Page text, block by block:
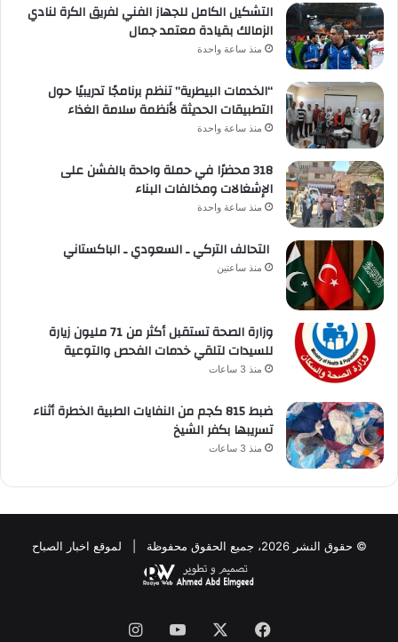
التشكيل الكامل للجهاز الفني لفريق الكرة لنادي
الزمالك بقيادة معتمد جمال
منذ ساعة واحدة
“الخدمات البيطرية” تنظم برنامجًا تدريبيًا حول
التطبيقات الحديثة لأنظمة سلامة الغذاء
منذ ساعة واحدة
318 محضرًا في حملة واحدة بالفشن على
الإشغالات ومخالفات البناء
منذ ساعة واحدة
التحالف التركي ـ السعودي ـ الباكستاني
منذ ساعتين
وزارة الصحة تستقبل أكثر من 71 مليون زيارة
للسيدات لتلقي خدمات الفحص والتوعية
منذ 3 ساعات
ضبط 815 كجم من النفايات الطبية الخطرة أثناء
تسريبها بكفر الشيخ
منذ 3 ساعات
© حقوق النشر 2026، جميع الحقوق محفوظة | لموقع اخبار الصباح
فيسبوك ‫YouTubeانستقرام